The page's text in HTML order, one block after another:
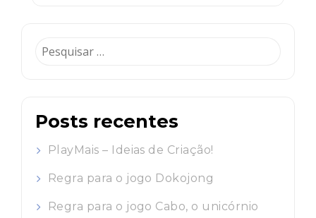
Pesquisar
Posts recentes
PlayMais – Ideias de Criação!
Regra para o jogo Dokojong
Regra para o jogo Cabo, o unicórnio